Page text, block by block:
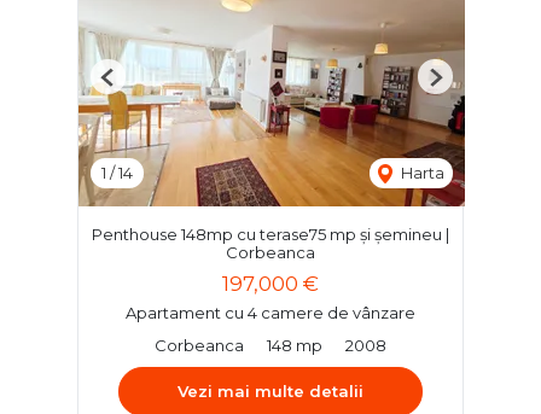
1 /14 Harta
Previous Next
Penthouse 148mp cu terase75 mp și șemineu |
Corbeanca
197,000 €
Apartament cu 4 camere de vânzare
Corbeanca
148 mp 2008
Vezi mai multe detalii